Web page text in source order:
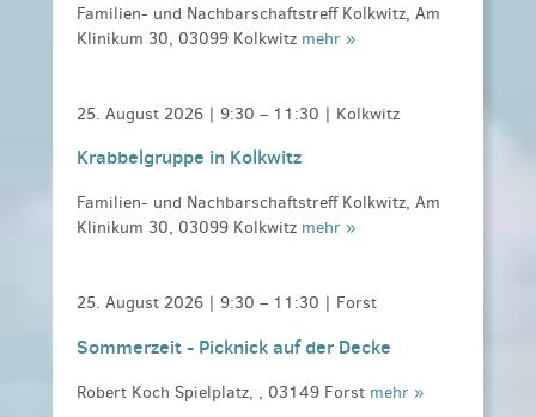
Familien- und Nachbarschaftstreff Kolkwitz, Am
Klinikum 30, 03099 Kolkwitz mehr »
25. August 2026 | 9:30 – 11:30 | Kolkwitz
Krabbelgruppe in Kolkwitz
Familien- und Nachbarschaftstreff Kolkwitz, Am
Klinikum 30, 03099 Kolkwitz mehr »
25. August 2026 | 9:30 – 11:30 | Forst
Sommerzeit - Picknick auf der Decke
Robert Koch Spielplatz, , 03149 Forst mehr »